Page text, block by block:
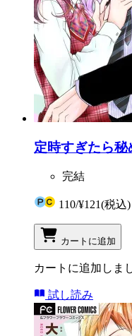
定時すぎたら
完結
110/¥121(税込)
カートに追加
カートに追加しま
試し読み